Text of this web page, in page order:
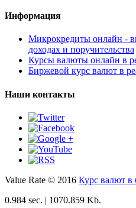
Информация
Микрокредиты онлайн -
доходах и поручительства
Курсы валюты онлайн в
Биржевой курс валют в
Наши контакты
Value Rate © 2016 Курс валют в
0.984 sec. | 1070.859 Kb.